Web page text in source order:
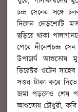
চন্দ্র সেনের সঙ্গে
দিলেন দেড়শোটি মত
ছড়িয়ে থাকা
পেরে দীনেশচন্দ্র
উপাচার্য আশুতোষ
ডিরেক্টর ওটেন
সত্তর টাকা করে
জমা পড়লেও শেষ
আশুতোষ চৌধুরী, কবি